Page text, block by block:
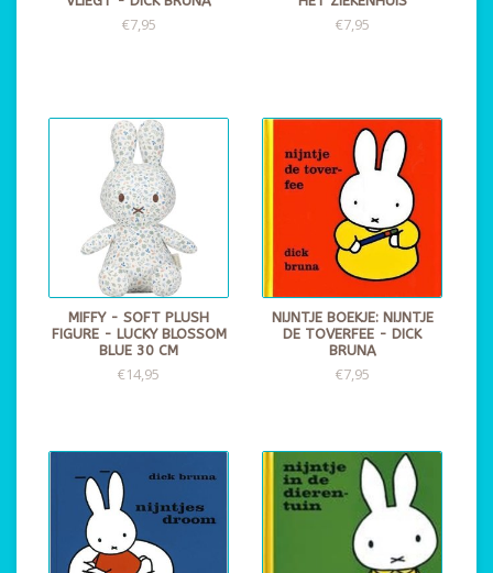
€7,95 €7,95
MIFFY - SOFT PLUSH
FIGURE - LUCKY BLOSSOM
BLUE 30 CM
€14,95
NIJNTJE BOEKJE: NIJNTJE
DE TOVERFEE - DICK
BRUNA
€7,95